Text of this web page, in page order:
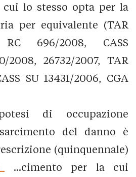
lo stesso opta per la
per equivalente (TAR
696/2008, CASS
2008, 26732/2007, TAR
SU 13431/2006, CGA
di occupazione
del danno è
(quinquennale)
...cimento per la cui